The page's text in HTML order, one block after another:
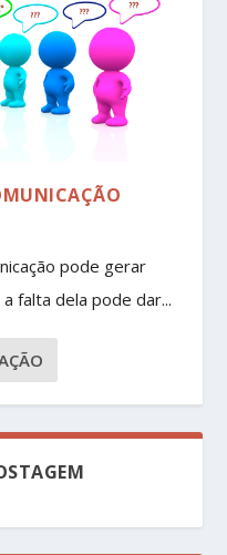
pode gerar
falta dela pode dar...